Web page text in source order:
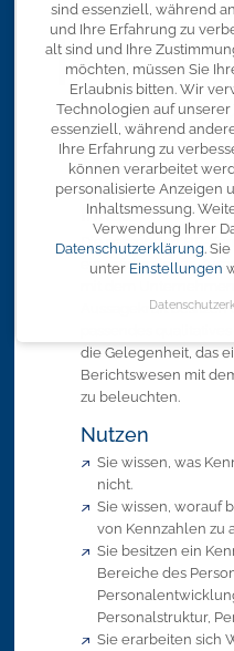
Das-HR
Effektives
durch
Inhalt
Die passenden HR-
ein erfolgreiches
Aussagekraft
die Gelegenheit, das
Berichtswesen mit
zu beleuchten.
Nutzen
Sie wissen, was
nicht.
Sie wissen, worauf
von Kennzahlen zu
Sie besitzen ein
Bereiche des
Personalstruktur,
Sie erarbeiten sich
sind essenziell, während
und Ihre Erfahrung zu
alt sind und Ihre
möchten, müssen Sie
Erlaubnis bitten. Wir
Technologien auf
essenziell, während
Ihre Erfahrung zu
können verarbeitet
personalisierte Anzeigen
Inhaltsmessung.
Verwendung Ihrer
Datenschutzerklärung.
unter Einstellungen